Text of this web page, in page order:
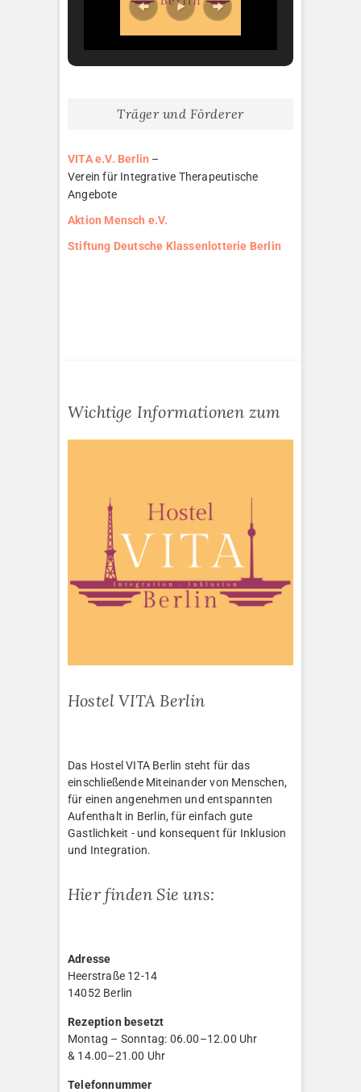
Träger und Förderer
VITA e.V. Berlin –
Verein für Integrative Therapeutische
Angebote
Aktion Mensch e.V.
Stiftung Deutsche Klassenlotterie Berlin
Wichtige Informationen zum
Hostel VITA Berlin
Das Hostel VITA Berlin steht für das
einschließende Miteinander von Menschen,
für einen angenehmen und entspannten
Aufenthalt in Berlin, für einfach gute
Gastlichkeit - und konsequent für Inklusion
und Integration.
Hier finden Sie uns:
Adresse
Heerstraße 12-14
14052 Berlin
Rezeption besetzt
Montag – Sonntag: 06.00–12.00 Uhr
& 14.00–21.00 Uhr
Telefonnummer